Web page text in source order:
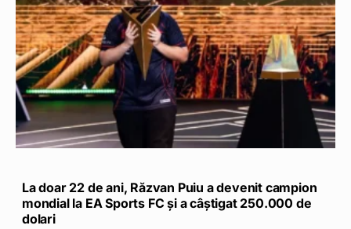
La doar 22 de ani, Răzvan Puiu a devenit campion
mondial la EA Sports FC și a câștigat 250.000 de
dolari